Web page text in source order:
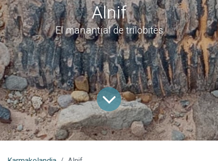
Alnif
El manantial de trilobites